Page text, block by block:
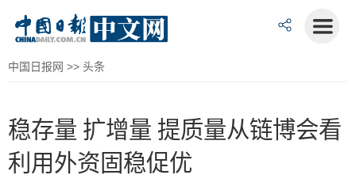
中国日报网 >> 头条
稳存量 扩增量 提质量从链博会看
利用外资固稳促优